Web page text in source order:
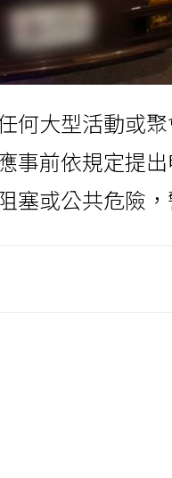
何大型活動或
事前依規定提
塞或公共危險